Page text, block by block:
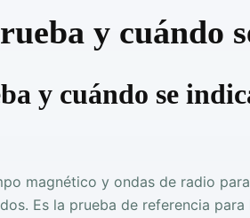
y cuándo
y cuándo se
magnético y ondas de radio
Es la prueba de referencia